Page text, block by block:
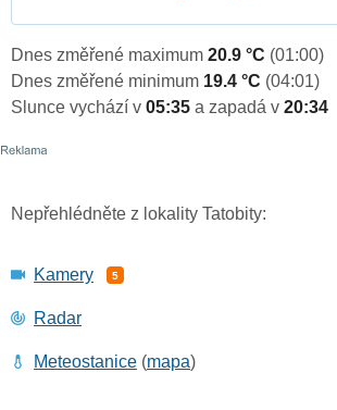
Dnes změřené maximum 20.9 °C (01:00)
Dnes změřené minimum 19.4 °C (04:01)
Slunce vychází v 05:35 a zapadá v 20:34
Nepřehlédněte z lokality Tatobity:
Kamery 5
Radar
Meteostanice (mapa)